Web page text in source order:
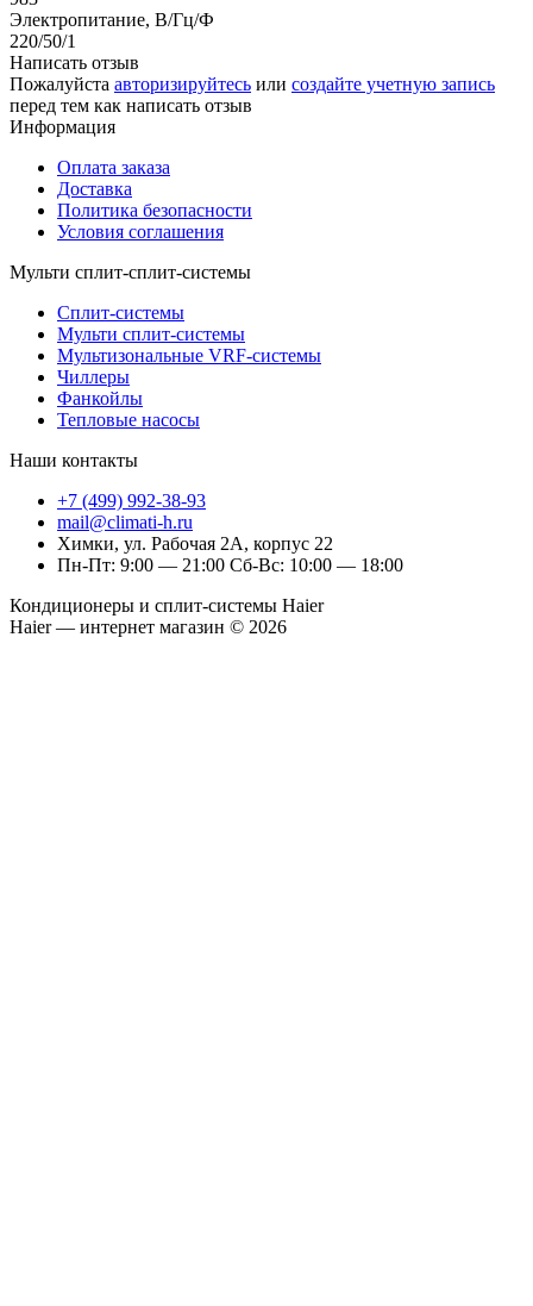
Электропитание, В/Гц/Ф
220/50/1
Написать отзыв
Пожалуйста авторизируйтесь или создайте учетную запись
перед тем как написать отзыв
Информация
Оплата заказа
Доставка
Политика безопасности
Условия соглашения
Мульти сплит-сплит-системы
Сплит-системы
Мульти сплит-системы
Мультизональные VRF-системы
Чиллеры
Фанкойлы
Тепловые насосы
Наши контакты
+7 (499) 992-38-93
mail@climati-h.ru
Химки, ул. Рабочая 2А, корпус 22
Пн-Пт: 9:00 — 21:00 Сб-Вс: 10:00 — 18:00
Кондиционеры и сплит-системы Haier
Haier — интернет магазин © 2026